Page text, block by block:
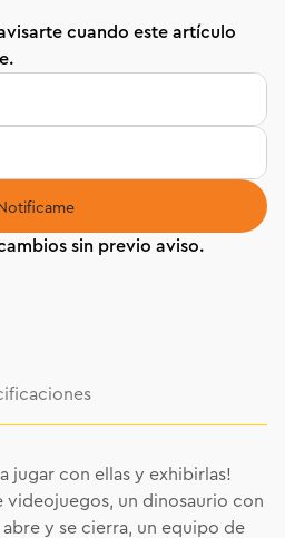
cuando este artículo
jugar con ellas y exhibirlas!
un dinosaurio con
abre y se cierra, un equipo de